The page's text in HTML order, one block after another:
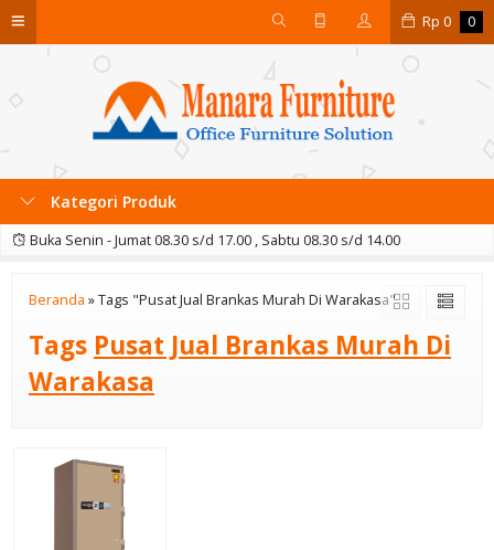
Rp 0 0
Kategori Produk
Buka Senin - Jumat 08.30 s/d 17.00 , Sabtu 08.30 s/d 14.00
Beranda »Tags "Pusat Jual Brankas Murah Di Warakasa"
Tags Pusat Jual Brankas Murah Di
Warakasa